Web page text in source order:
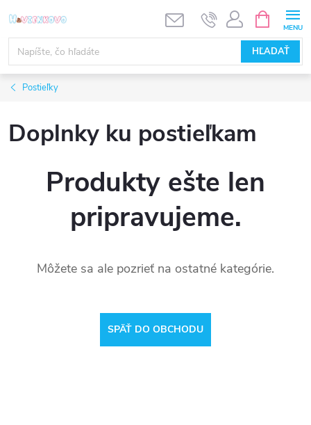
na
obsah
HĽADAŤ
KOŠÍK
Postieľky
Doplnky ku postieľkam
Produkty ešte len
pripravujeme.
Môžete sa ale pozrieť na ostatné kategórie.
SPÄŤ DO OBCHODU